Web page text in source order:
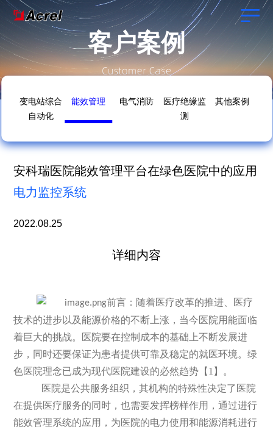
客户案例
变电站综合
自动化
能效管理 电气消防
医疗绝缘监
测
其他案例
安科瑞医院能效管理平台在绿色医院中的应用
电力监控系统
2022.08.25
详细内容
前言：随着医疗改革的推进、医疗
技术的进步以及能源价格的不断上涨，当今医院用能面临
着巨大的挑战。医院要在控制成本的基础上不断发展进
步，同时还要保证为患者提供可靠及稳定的就医环境。绿
色医院理念已成为现代医院建设的必然趋势【1】。
医院是公共服务组织，其机构的特殊性决定了医院
在提供医疗服务的同时，也需要发挥榜样作用，通过进行
能效管理系统的应用，为医院的电力使用和能源消耗进行